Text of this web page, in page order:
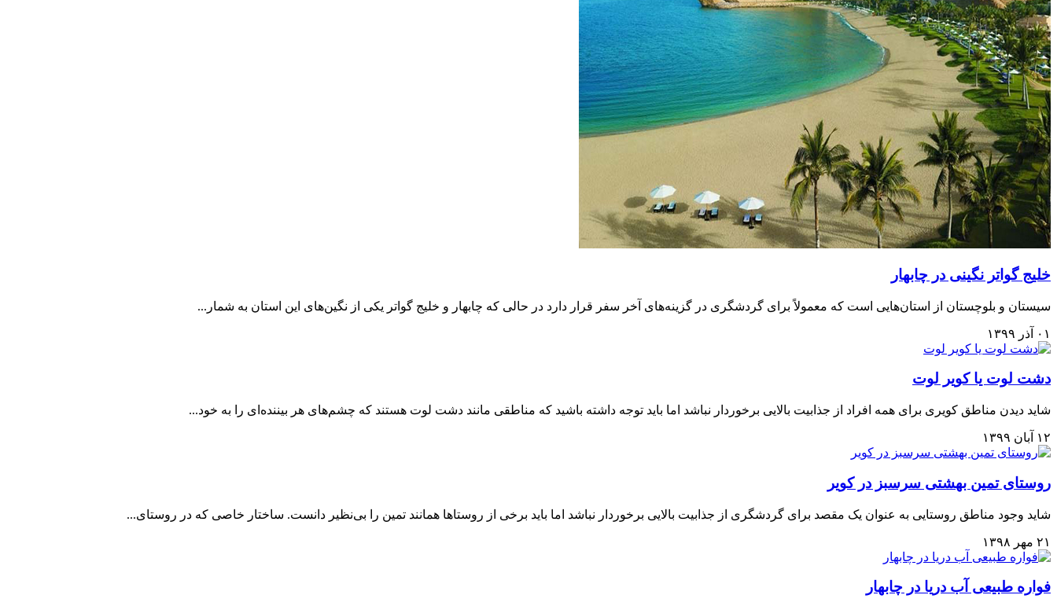
خلیج گواتر نگینی در چابهار
سیستان و بلوچستان از استان‌هایی است که معمولاً برای گردشگری در گزینه‌های آخر سفر قرار دارد در حالی که چابهار و خلیج گواتر یکی از نگین‌های این استان به شمار...
۰۱ آذر ۱۳۹۹
دشت لوت یا کویر لوت
شاید دیدن مناطق کویری برای همه افراد از جذابیت بالایی برخوردار نباشد اما باید توجه داشته باشید که مناطقی مانند دشت لوت هستند که چشم‌های هر بیننده‌ای را به خود...
۱۲ آبان ۱۳۹۹
روستای تمین بهشتی سرسبز در کویر
شاید وجود مناطق روستایی به عنوان یک مقصد برای گردشگری از جذابیت بالایی برخوردار نباشد اما باید برخی از روستاها همانند تمین را بی‌نظیر دانست. ساختار خاصی که در روستای...
۲۱ مهر ۱۳۹۸
فواره طبیعی آب دریا در چابهار